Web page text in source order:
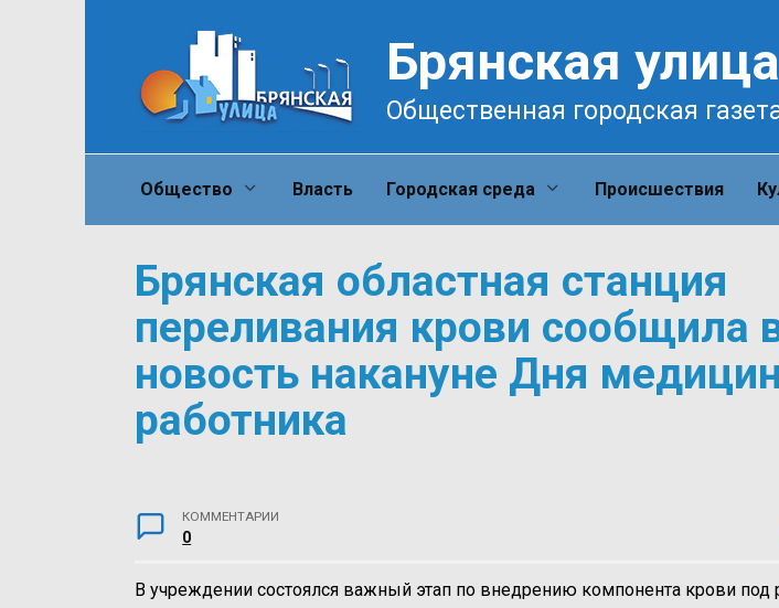
Брянская улица
Общественная городская
Общество Власть Городская среда Происшествия
Брянская областная станция
переливания крови сообщила
новость накануне Дня
работника
КОММЕНТАРИИ
0
В учреждении состоялся важный этап по внедрению компонента крови под